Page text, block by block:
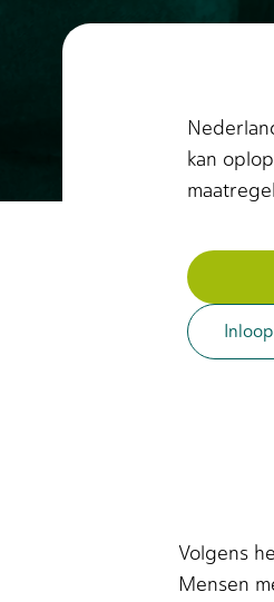
kan
Volgens
Mensen